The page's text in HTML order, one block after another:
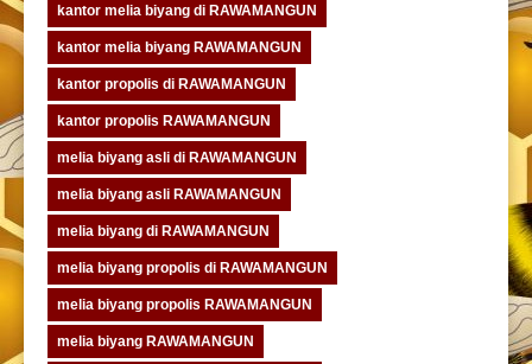
kantor melia biyang di RAWAMANGUN
kantor melia biyang RAWAMANGUN
kantor propolis di RAWAMANGUN
kantor propolis RAWAMANGUN
melia biyang asli di RAWAMANGUN
melia biyang asli RAWAMANGUN
melia biyang di RAWAMANGUN
melia biyang propolis di RAWAMANGUN
melia biyang propolis RAWAMANGUN
melia biyang RAWAMANGUN